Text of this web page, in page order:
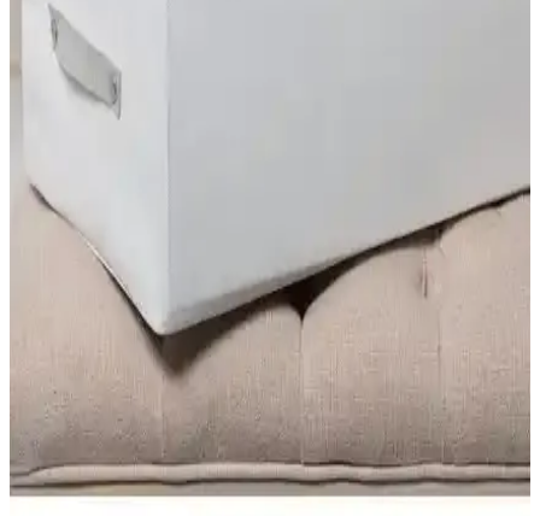
özellikleri, kullanıcı yorumları ve kullanım alanları karşılaştırılarak
sizin için en uygun seçeneği belirlemenize yardımcı oluyor.
Nişan Bavulu Fiyatları ve Dekorasyonda Kullanım
İpuçları
anlamlı hale getirin.
Bavul Kılıfı Seçenekleri ve Seyahat Güvenliğinizi
Artıran İpuçları
Bavul kılıfı, valizinizi çizilmelere, kirlenmelere ve darbelere karşı
koruyan şık ve fonksiyonel bir seyahat aksesuarıdır. Farklı modeller
ve tasarımlarla, seyahat deneyiminizi iyileştirir ve kişisel tarzınızı
Madame Coco ve Nacarev Hurç Karşılaştırması:
Hangi Depolama Çözümünü Seçmelisiniz
Madame Coco ve Nacarev hurçların özellikleri, kullanım alanları ve